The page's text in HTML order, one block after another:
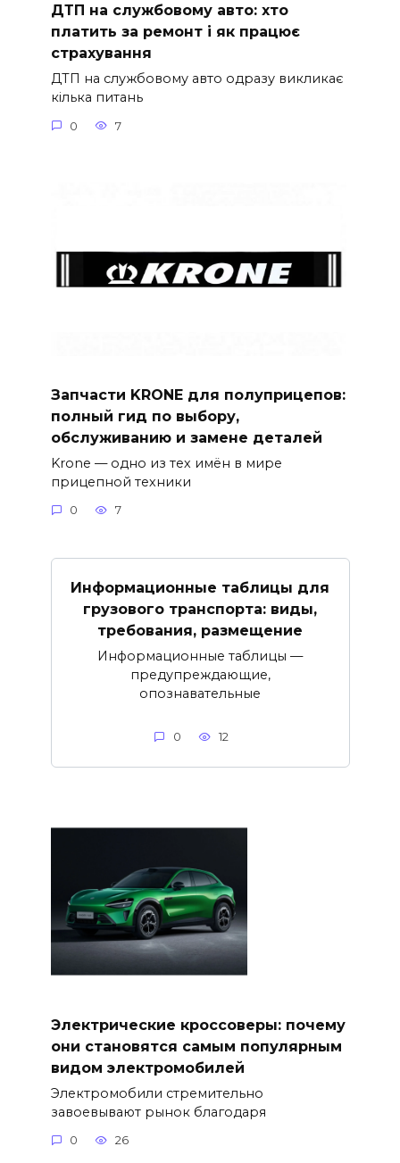
ДТП на службовому авто: хто
платить за ремонт і як працює
страхування
ДТП на службовому авто одразу викликає
кілька питань
0 7
Запчасти KRONE для полуприцепов:
полный гид по выбору,
обслуживанию и замене деталей
Krone — одно из тех имён в мире
прицепной техники
0 7
Информационные таблицы для
грузового транспорта: виды,
требования, размещение
Информационные таблицы —
предупреждающие,
опознавательные
0 12
Электрические кроссоверы: почему
они становятся самым популярным
видом электромобилей
Электромобили стремительно
завоевывают рынок благодаря
0 26